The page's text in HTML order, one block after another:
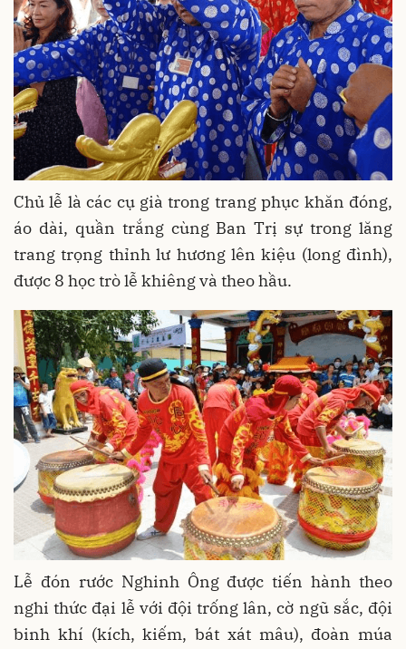
Chủ lễ là các cụ già trong trang phục khăn đóng,
áo dài, quần trắng cùng Ban Trị sự trong lăng
trang trọng thỉnh lư hương lên kiệu (long đình),
được 8 học trò lễ khiêng và theo hầu.
Lễ đón rước Nghinh Ông được tiến hành theo
nghi thức đại lễ với đội trống lân, cờ ngũ sắc, đội
binh khí (kích, kiếm, bát xát mâu), đoàn múa